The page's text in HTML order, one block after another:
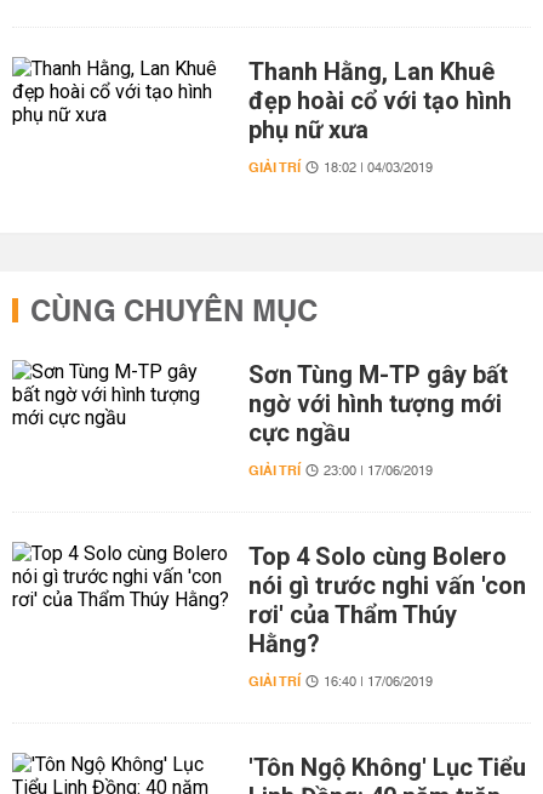
Thanh Hằng, Lan Khuê
đẹp hoài cổ với tạo hình
phụ nữ xưa
GIẢI TRÍ 18:02 | 04/03/2019
CÙNG CHUYÊN MỤC
Sơn Tùng M-TP gây bất
ngờ với hình tượng mới
cực ngầu
GIẢI TRÍ 23:00 | 17/06/2019
Top 4 Solo cùng Bolero
nói gì trước nghi vấn 'con
rơi' của Thẩm Thúy
Hằng?
GIẢI TRÍ 16:40 | 17/06/2019
'Tôn Ngộ Không' Lục Tiểu